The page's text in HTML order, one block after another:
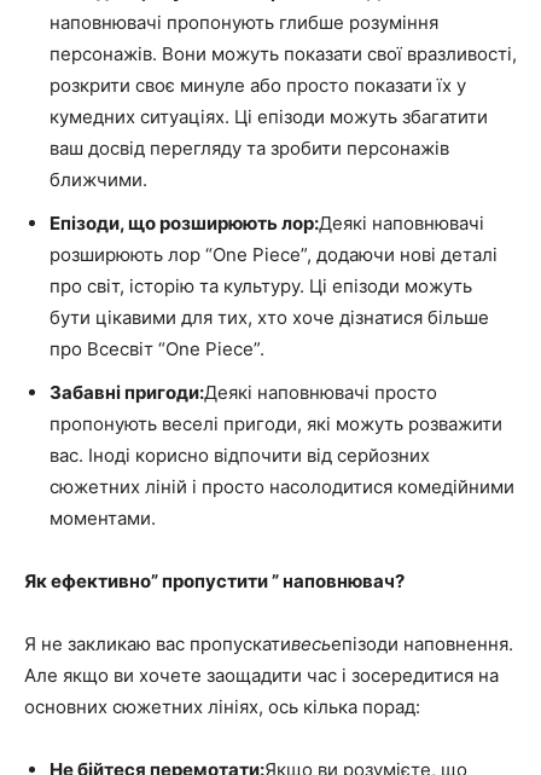
наповнювачі пропонують глибше розуміння
персонажів. Вони можуть показати свої вразливості,
розкрити своє минуле або просто показати їх у
кумедних ситуаціях. Ці епізоди можуть збагатити
ваш досвід перегляду та зробити персонажів
ближчими.
Епізоди, що розширюють лор:Деякі наповнювачі
розширюють лор “One Piece”, додаючи нові деталі
про світ, історію та культуру. Ці епізоди можуть
бути цікавими для тих, хто хоче дізнатися більше
про Всесвіт “One Piece”.
Забавні пригоди:Деякі наповнювачі просто
пропонують веселі пригоди, які можуть розважити
вас. Іноді корисно відпочити від серйозних
сюжетних ліній і просто насолодитися комедійними
моментами.
Як ефективно” пропустити ” наповнювач?
Я не закликаю вас пропускативесьепізоди наповнення.
Але якщо ви хочете заощадити час і зосередитися на
основних сюжетних лініях, ось кілька порад:
Не бійтеся перемотати:Якщо ви розумієте, що